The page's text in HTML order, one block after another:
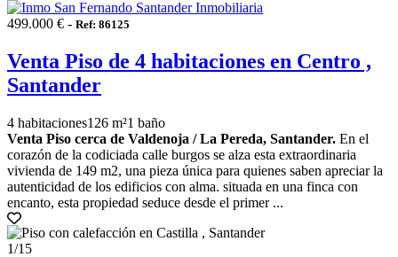
499.000 € - Ref: 86125
Venta Piso de 4 habitaciones en Centro ,
Santander
4 habitaciones126 m²1 baño
Venta Piso cerca de Valdenoja / La Pereda, Santander. En el
corazón de la codiciada calle burgos se alza esta extraordinaria
vivienda de 149 m2, una pieza única para quienes saben apreciar la
autenticidad de los edificios con alma. situada en una finca con
encanto, esta propiedad seduce desde el primer ...
1/15